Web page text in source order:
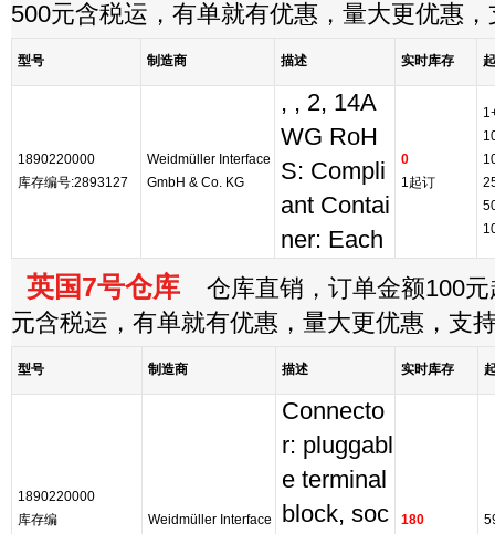
500元含税运，有单就有优惠，量大更优惠
型号 制造商 描述 实时库存
1890220000
库存编号:2893127
Weidmüller Interface
GmbH & Co. KG
, , 2, 14A
WG RoH
S: Compli
ant Contai
ner: Each
0
1起订
英国7号仓库 仓库直销，订单金额100元
元含税运，有单就有优惠，量大更优惠，支
型号 制造商 描述 实时库存
1890220000
库存编
Weidmüller Interface
Connecto
r: pluggabl
e terminal
block, soc
180